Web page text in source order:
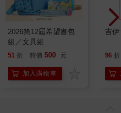
2026第12屆希望書包
組／文具組
51 折 特價 500 元
加入購物車
吉
96 折